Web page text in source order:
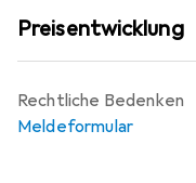
Preisentwicklung
Rechtliche Bedenken
Meldeformular